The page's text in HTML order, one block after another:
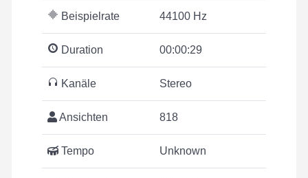
Beispielrate 44100 Hz
Duration 00:00:29
Kanäle Stereo
Ansichten 818
Tempo Unknown